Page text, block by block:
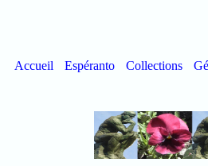
Accueil Espéranto Collections